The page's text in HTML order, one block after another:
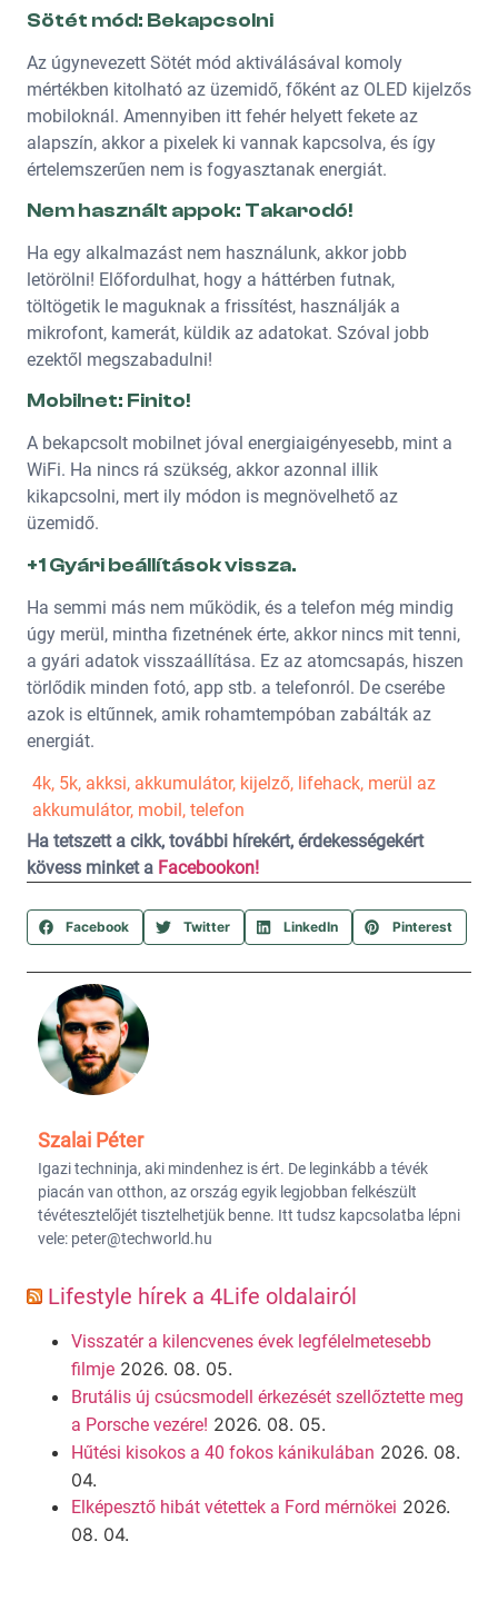
Sötét mód: Bekapcsolni
Az úgynevezett Sötét mód aktiválásával komoly
mértékben kitolható az üzemidő, főként az OLED kijelzős
mobiloknál. Amennyiben itt fehér helyett fekete az
alapszín, akkor a pixelek ki vannak kapcsolva, és így
értelemszerűen nem is fogyasztanak energiát.
Nem használt appok: Takarodó!
Ha egy alkalmazást nem használunk, akkor jobb
letörölni! Előfordulhat, hogy a háttérben futnak,
töltögetik le maguknak a frissítést, használják a
mikrofont, kamerát, küldik az adatokat. Szóval jobb
ezektől megszabadulni!
Mobilnet: Finito!
A bekapcsolt mobilnet jóval energiaigényesebb, mint a
WiFi. Ha nincs rá szükség, akkor azonnal illik
kikapcsolni, mert ily módon is megnövelhető az
üzemidő.
+1 Gyári beállítások vissza.
Ha semmi más nem működik, és a telefon még mindig
úgy merül, mintha fizetnének érte, akkor nincs mit tenni,
a gyári adatok visszaállítása. Ez az atomcsapás, hiszen
törlődik minden fotó, app stb. a telefonról. De cserébe
azok is eltűnnek, amik rohamtempóban zabálták az
energiát.
4k, 5k, akksi, akkumulátor, kijelző, lifehack, merül az
akkumulátor, mobil , telefon
Ha tetszett a cikk, további hírekért, érdekességekért
kövess minket a Facebookon!
Facebook Twitter LinkedIn Pinterest
Szalai Péter
Igazi techninja, aki mindenhez is ért. De leginkább a tévék
piacán van otthon, az ország egyik legjobban felkészült
tévétesztelőjét tisztelhetjük benne. Itt tudsz kapcsolatba lépni
vele: peter@techworld.hu
Lifestyle hírek a 4Life oldalairól
Visszatér a kilencvenes évek legfélelmetesebb
filmje 2026. 08. 05.
Brutális új csúcsmodell érkezését szellőztette meg
a Porsche vezére! 2026. 08. 05.
Hűtési kisokos a 40 fokos kánikulában 2026. 08.
04.
Elképesztő hibát vétettek a Ford mérnökei 2026.
08. 04.